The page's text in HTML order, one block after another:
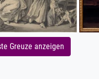
Greuze anzeigen